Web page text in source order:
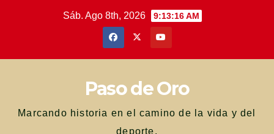
Sáb. Ago 8th, 2026 9:13:17 AM
Paso de Oro
Marcando historia en el camino de la vida y del
deporte.